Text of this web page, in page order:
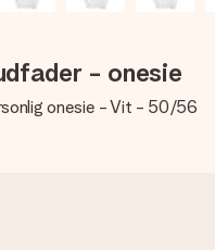
- onesie
onesie - Vit - 50/56